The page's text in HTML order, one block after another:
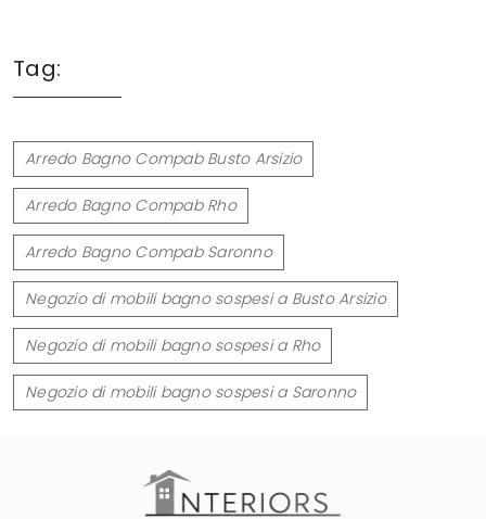
Tag:
Arredo Bagno Compab Busto Arsizio
Arredo Bagno Compab Rho
Arredo Bagno Compab Saronno
Negozio di mobili bagno sospesi a Busto Arsizio
Negozio di mobili bagno sospesi a Rho
Negozio di mobili bagno sospesi a Saronno